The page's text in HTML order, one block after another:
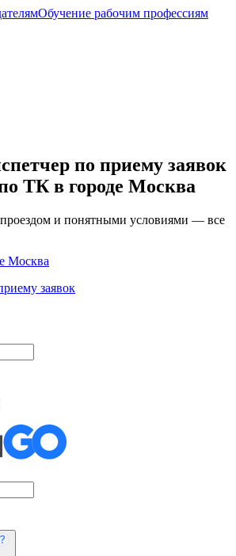
Обучение рабочим профессиям
по приему заявок
ТК в городе Москва
и понятными условиями — все
Москва
заявок